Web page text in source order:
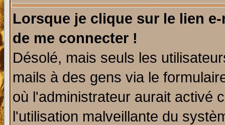
Lorsque je clique sur le lien
de me connecter !
Désolé, mais seuls les
mails à des gens via le
où l'administrateur aurait activé
l'utilisation malveillante du